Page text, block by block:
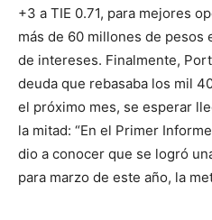
+3 a TIE 0.71, para mejores
más de 60 millones de pesos
de intereses. Finalmente,
deuda que rebasaba los mil
el próximo mes, se esperar
la mitad: “En el Primer
dio a conocer que se logró
para marzo de este año, la